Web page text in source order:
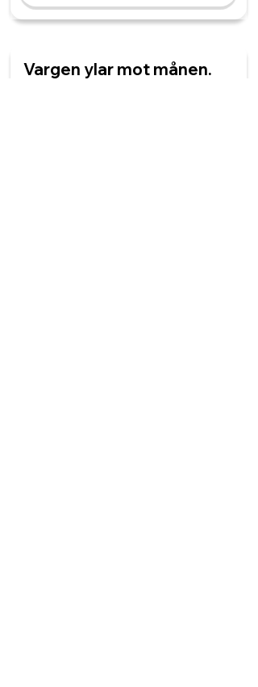
Vargen ylar mot månen.